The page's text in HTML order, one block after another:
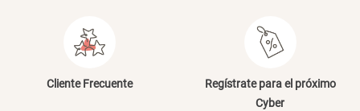
Escribe un comentario
Cliente Frecuente
Regístrate para el próximo
Cyber
Cama Nido Grande para Perros
S/ 169.00
Papelero de Plástico Color 8 Lt
15,7x22,2x33,3 cm
S/ 39.90